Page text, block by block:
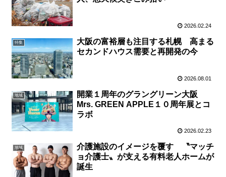
2026.02.24
特集
大阪の富裕層も注目する札幌 高まる
セカンドハウス需要と再開発の今
2026.08.01
地域
開業１周年のグラングリーン大阪
Mrs. GREEN APPLE１０周年展とコ
ラボ
2026.02.23
地域
介護施設のイメージを覆す 〝マッチ
ョ介護士〟が支える有料老人ホームが
誕生